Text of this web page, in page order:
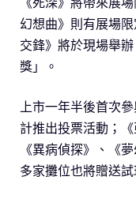
幻想曲》則有展場
交鋒》將於現場舉
獎」。
上市一年半後首次
計推出投票活動；
《異病偵探》、《
多家攤位也將贈送